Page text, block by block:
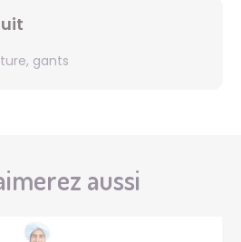
gants
aussi